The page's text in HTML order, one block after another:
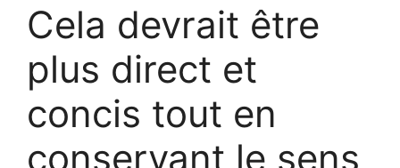
Cela devrait être
plus direct et
concis tout en
conservant le sens